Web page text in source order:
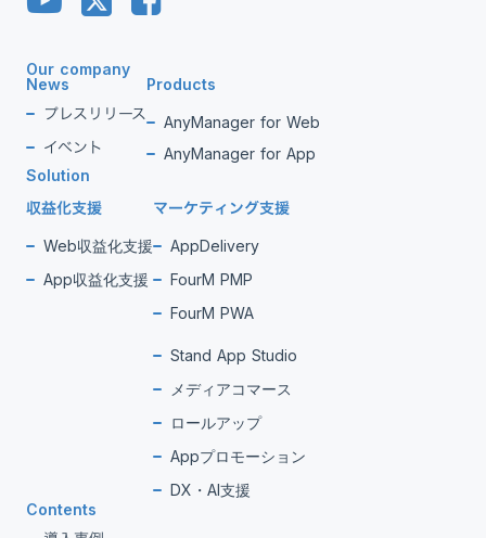
Our company
News
プレスリリース
イベント
Products
AnyManager for Web
AnyManager for App
Solution
収益化支援
Web収益化支援
App収益化支援
マーケティング支援
AppDelivery
FourM PMP
FourM PWA
Stand App Studio
メディアコマース
ロールアップ
Appプロモーション
DX・AI支援
Contents